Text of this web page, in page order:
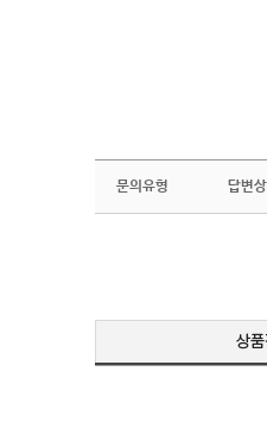
문의유형 답변